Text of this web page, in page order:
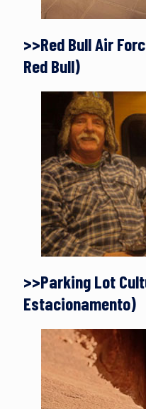
>>Red Bull Air
Red Bull)
>>Parking Lot
Estacionamento)